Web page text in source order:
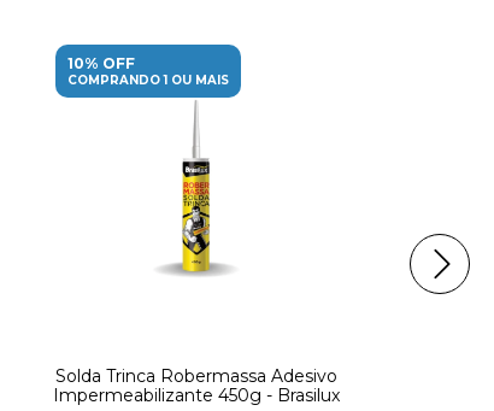
10% OFF
COMPRANDO 1 OU MAIS
Solda Trinca Robermassa Adesivo
Impermeabilizante 450g - Brasilux